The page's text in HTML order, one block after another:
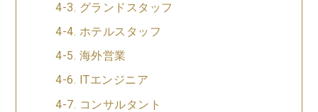
グランドスタッフ
ホテルスタッフ
海外営業
ITエンジニア
コンサルタント